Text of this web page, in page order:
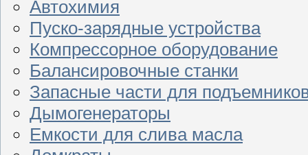
Автохимия
Пуско-зарядные устройства
Компрессорное оборудование
Балансировочные станки
Запасные части для
Дымогенераторы
Емкости для слива масла